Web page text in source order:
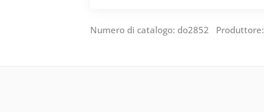
Numero di catalogo: do2852 Produttore: